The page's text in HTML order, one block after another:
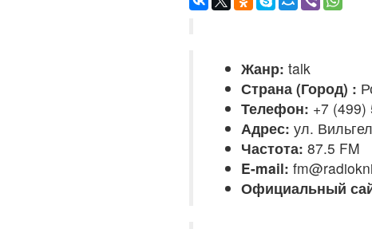
Жанр: talk
Страна (Город) :
Телефон: +7 (499)
Адрес: ул.
Частота: 87.5 FM
E-mail:
Официальный